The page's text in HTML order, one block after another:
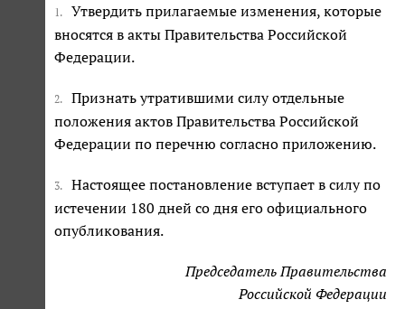
1.
Утвердить прилагаемые изменения, которые
вносятся в акты Правительства Российской
Федерации.
2.
Признать утратившими силу отдельные
положения актов Правительства Российской
Федерации по перечню согласно приложению.
3.
Настоящее постановление вступает в силу по
истечении 180 дней со дня его официального
опубликования.
Председатель Правительства
Российской Федерации